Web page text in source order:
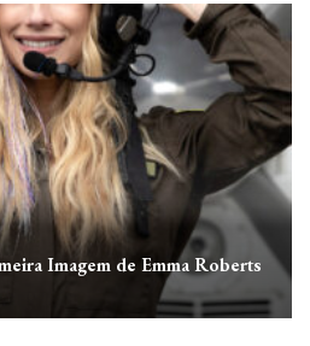
Imagem de Emma Roberts